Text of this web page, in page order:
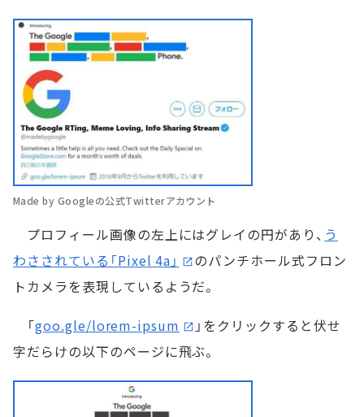
Made by Googleの公式Twitterアカウント
プロフィール画像の左上にはグレイの円があり、 う
わさされている「Pixel 4a」
のパンチホール式フロン
トカメラを表現しているようだ。
「goo.gle/lorem-ipsum
」をクリックすると伏せ
字だらけの以下のページに飛ぶ。